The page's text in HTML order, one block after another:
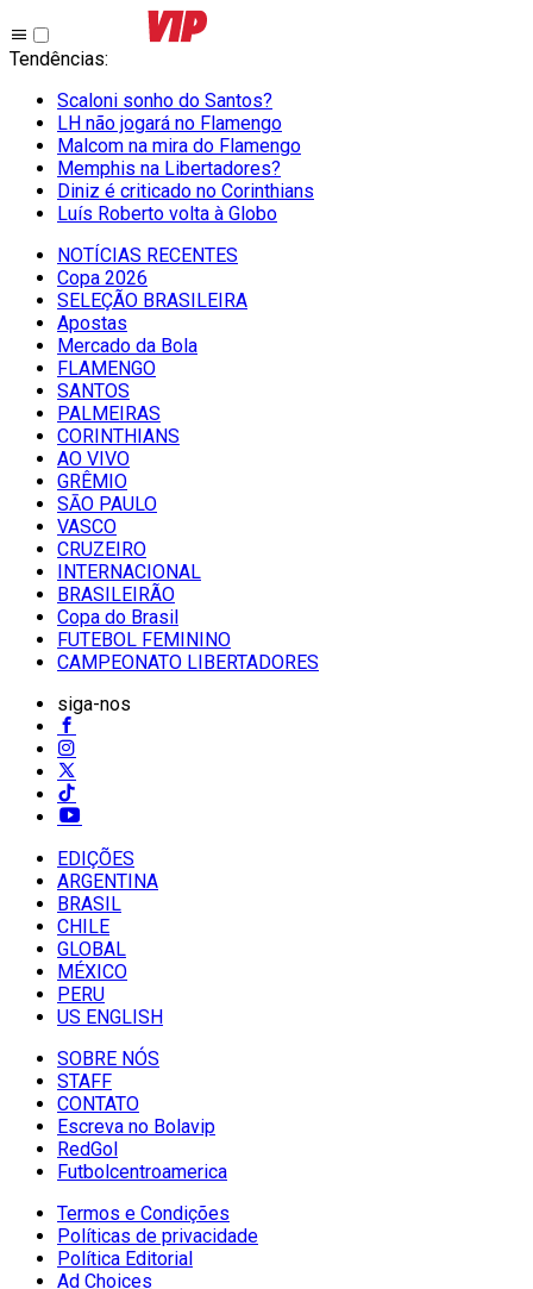
Tendências:
Scaloni sonho do Santos?
LH não jogará no Flamengo
Malcom na mira do Flamengo
Memphis na Libertadores?
Diniz é criticado no Corinthians
Luís Roberto volta à Globo
NOTÍCIAS RECENTES
Copa 2026
SELEÇÃO BRASILEIRA
Apostas
Mercado da Bola
FLAMENGO
SANTOS
PALMEIRAS
CORINTHIANS
AO VIVO
GRÊMIO
SĀO PAULO
VASCO
CRUZEIRO
INTERNACIONAL
BRASILEIRÃO
Copa do Brasil
FUTEBOL FEMININO
CAMPEONATO LIBERTADORES
siga-nos
EDIÇÕES
ARGENTINA
BRASIL
CHILE
GLOBAL
MÉXICO
PERU
US ENGLISH
SOBRE NÓS
STAFF
CONTATO
Escreva no Bolavip
RedGol
Futbolcentroamerica
Termos e Condições
Políticas de privacidade
Política Editorial
Ad Choices